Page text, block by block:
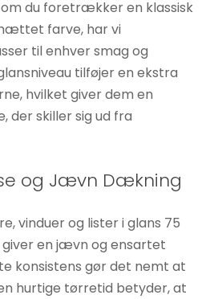
du foretrækker en klassisk
farve, har vi
til enhver smag og
tilføjer en ekstra
hvilket giver dem en
der skiller sig ud fra
og Jævn Dækning
vinduer og lister i glans 75
en jævn og ensartet
konsistens gør det nemt at
hurtige tørretid betyder, at